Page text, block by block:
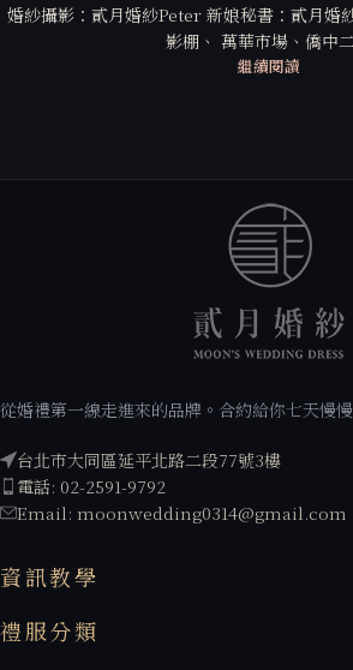
婚紗攝影：貳月婚紗Peter 新娘秘書：貳月婚
影棚、 萬華市場、僑中
繼續閱讀
從婚禮第一線走進來的品牌。合約給你七天慢
台北市大同區延平北路二段77號3樓
電話: 02-2591-9792
Email: moonwedding0314@gmail.com
資訊教學
禮服分類